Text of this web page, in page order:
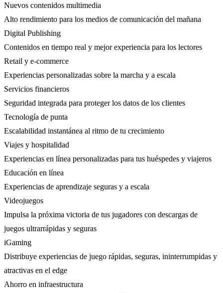
Nuevos contenidos multimedia
Alto rendimiento para los medios de comunicación del mañana
Digital Publishing
Contenidos en tiempo real y mejor experiencia para los lectores
Retail y e-commerce
Experiencias personalizadas sobre la marcha y a escala
Servicios financieros
Seguridad integrada para proteger los datos de los clientes
Tecnología de punta
Escalabilidad instantánea al ritmo de tu crecimiento
Viajes y hospitalidad
Experiencias en línea personalizadas para tus huéspedes y viajeros
Educación en línea
Experiencias de aprendizaje seguras y a escala
Videojuegos
Impulsa la próxima victoria de tus jugadores con descargas de
juegos ultrarrápidas y seguras
iGaming
Distribuye experiencias de juego rápidas, seguras, ininterrumpidas y
atractivas en el edge
Ahorro en infraestructura